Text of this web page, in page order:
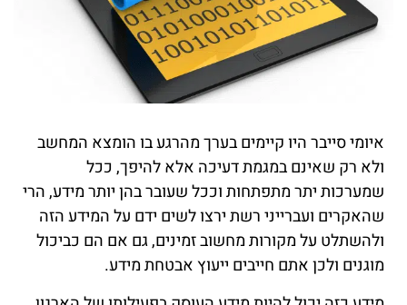
איומי סייבר היו קיימים בערך מהרגע בו הומצא המחשב
ולא רק שאינם במגמת דעיכה אלא להיפך, ככל
שמערכות יתר מתפתחות וככל שעובר בהן יותר מידע, הרי
שהאקרים ועברייני רשת ירצו לשים ידם על המידע הזה
ולהשתלט על מקורות מחשוב זמינים, גם אם הם כביכול
מוגנים ולכן אתם חייבים ייעוץ אבטחת מידע.